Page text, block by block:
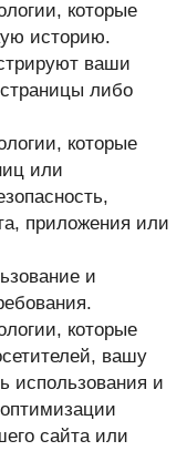
которые
историю.
ваши
либо
которые
или
приложения или
и
которые
вашу
использования и
сайта или